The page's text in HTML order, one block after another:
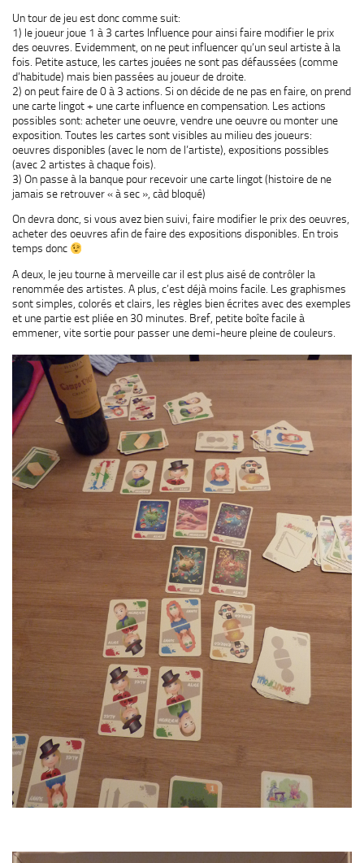
Un tour de jeu est donc comme suit:
1) le joueur joue 1 à 3 cartes Influence pour ainsi faire modifier le prix
des oeuvres. Evidemment, on ne peut influencer qu’un seul artiste à la
fois. Petite astuce, les cartes jouées ne sont pas défaussées (comme
d’habitude) mais bien passées au joueur de droite.
2) on peut faire de 0 à 3 actions. Si on décide de ne pas en faire, on prend
une carte lingot + une carte influence en compensation. Les actions
possibles sont: acheter une oeuvre, vendre une oeuvre ou monter une
exposition. Toutes les cartes sont visibles au milieu des joueurs:
oeuvres disponibles (avec le nom de l’artiste), expositions possibles
(avec 2 artistes à chaque fois).
3) On passe à la banque pour recevoir une carte lingot (histoire de ne
jamais se retrouver « à sec », càd bloqué)
On devra donc, si vous avez bien suivi, faire modifier le prix des oeuvres,
acheter des oeuvres afin de faire des expositions disponibles. En trois
temps donc
A deux, le jeu tourne à merveille car il est plus aisé de contrôler la
renommée des artistes. A plus, c’est déjà moins facile. Les graphismes
sont simples, colorés et clairs, les règles bien écrites avec des exemples
et une partie est pliée en 30 minutes. Bref, petite boîte facile à
emmener, vite sortie pour passer une demi-heure pleine de couleurs.